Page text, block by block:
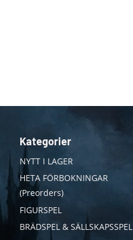
Kategorier
NYTT I LAGER
HETA FÖRBOKNINGAR
(Preorders)
FIGURSPEL
BRÄDSPEL & SÄLLSKAPSSPEL